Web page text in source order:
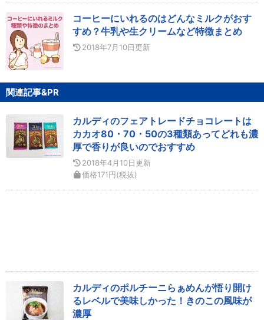
コーヒーにいれるのはどんなミルクがおす
すめ？牛乳や生クリームなど特徴まとめ
2018年7月10日更新
関連記事&PR
カルディのフェアトレードチョコレートは
カカオ80・70・50の3種類あってどれも濃
厚で香りが良いのでおすすめ
2018年4月10日更新
価格171円(税抜)
カルディのポルチーニらぁめんが悟り開け
るレベルで美味しかった！きのこの風味が
濃厚